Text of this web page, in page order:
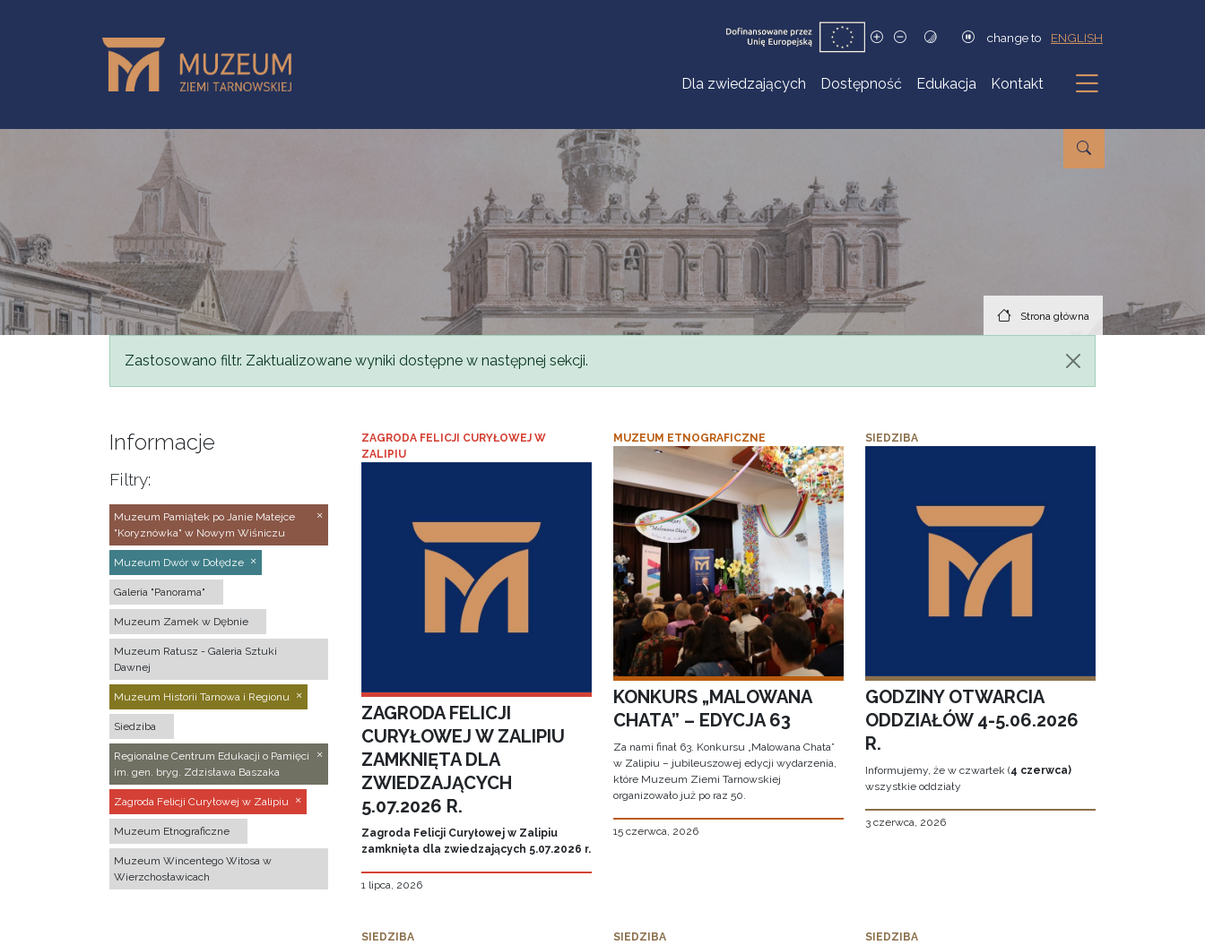
change to ENGLISH
Dla zwiedzających Dostępność Edukacja Kontakt
Podmenu
Strona główna
Komunikat
Zastosowano filtr. Zaktualizowane wyniki dostępne w następnej sekcji.
Informacje
Filtry:
Muzeum Pamiątek po Janie Matejce
"Koryznówka" w Nowym Wiśniczu
Muzeum Dwór w Dołędze
Galeria "Panorama"
Muzeum Zamek w Dębnie
Muzeum Ratusz - Galeria Sztuki
Dawnej
Muzeum Historii Tarnowa i Regionu
Siedziba
Regionalne Centrum Edukacji o Pamięci
im. gen. bryg. Zdzisława Baszaka
Zagroda Felicji Curyłowej w Zalipiu
Muzeum Etnograficzne
Muzeum Wincentego Witosa w
Wierzchosławicach
ZAGRODA FELICJI CURYŁOWEJ W
ZALIPIU
ZAGRODA FELICJI
CURYŁOWEJ W ZALIPIU
ZAMKNIĘTA DLA
ZWIEDZAJĄCYCH
5.07.2026 R.
Zagroda Felicji Curyłowej w Zalipiu
zamknięta dla zwiedzających 5.07.2026 r.
1 lipca, 2026
MUZEUM ETNOGRAFICZNE
KONKURS „MALOWANA
CHATA” – EDYCJA 63
Za nami finał 63. Konkursu „Malowana Chata”
w Zalipiu – jubileuszowej edycji wydarzenia,
które Muzeum Ziemi Tarnowskiej
organizowało już po raz 50.
15 czerwca, 2026
SIEDZIBA
GODZINY OTWARCIA
ODDZIAŁÓW 4-5.06.2026
R.
Informujemy, że w czwartek (4 czerwca)
wszystkie oddziały
3 czerwca, 2026
SIEDZIBA SIEDZIBA SIEDZIBA